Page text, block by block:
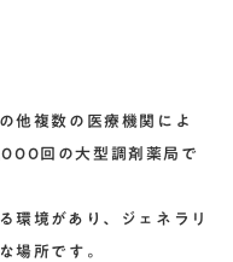
他複数の医療機関によ
回の大型調剤薬局で
環境があり、ジェネラリ
場所です。